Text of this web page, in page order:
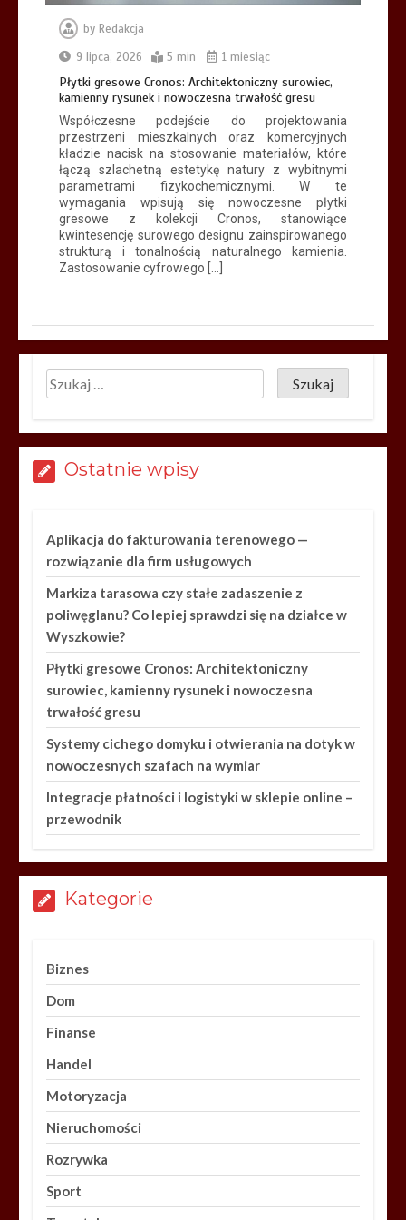
by Redakcja
9 lipca, 2026
5 min 1 miesiąc
Płytki gresowe Cronos: Architektoniczny surowiec,
kamienny rysunek i nowoczesna trwałość gresu
Współczesne podejście do projektowania
przestrzeni mieszkalnych oraz komercyjnych
kładzie nacisk na stosowanie materiałów, które
łączą szlachetną estetykę natury z wybitnymi
parametrami fizykochemicznymi. W te
wymagania wpisują się nowoczesne płytki
gresowe z kolekcji Cronos, stanowiące
kwintesencję surowego designu zainspirowanego
strukturą i tonalnością naturalnego kamienia.
Zastosowanie cyfrowego […]
Ostatnie wpisy
Aplikacja do fakturowania terenowego —
rozwiązanie dla firm usługowych
Markiza tarasowa czy stałe zadaszenie z
poliwęglanu? Co lepiej sprawdzi się na działce w
Wyszkowie?
Płytki gresowe Cronos: Architektoniczny
surowiec, kamienny rysunek i nowoczesna
trwałość gresu
Systemy cichego domyku i otwierania na dotyk w
nowoczesnych szafach na wymiar
Integracje płatności i logistyki w sklepie online –
przewodnik
Kategorie
Biznes
Dom
Finanse
Handel
Motoryzacja
Nieruchomości
Rozrywka
Sport